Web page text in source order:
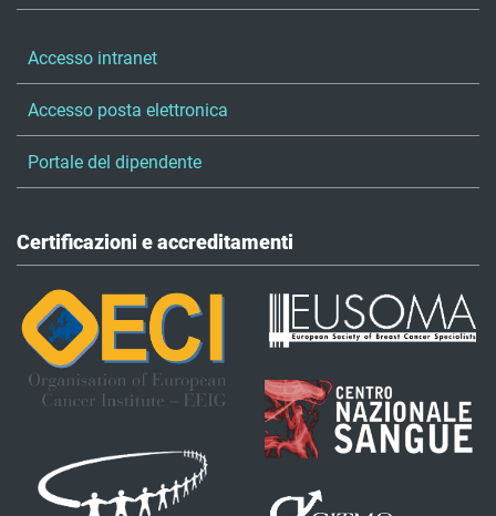
Accesso intranet
Accesso posta elettronica
Portale del dipendente
Certificazioni e accreditamenti